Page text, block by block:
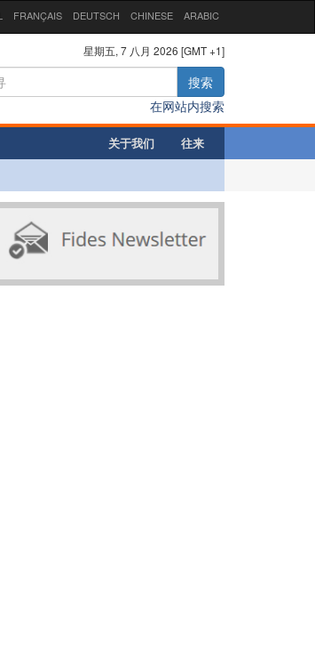
FRANÇAIS DEUTSCH CHINESE ARABIC
星期五, 7 八月 2026 [GMT +1]
搜索
在网站内搜索
关于我们 往来